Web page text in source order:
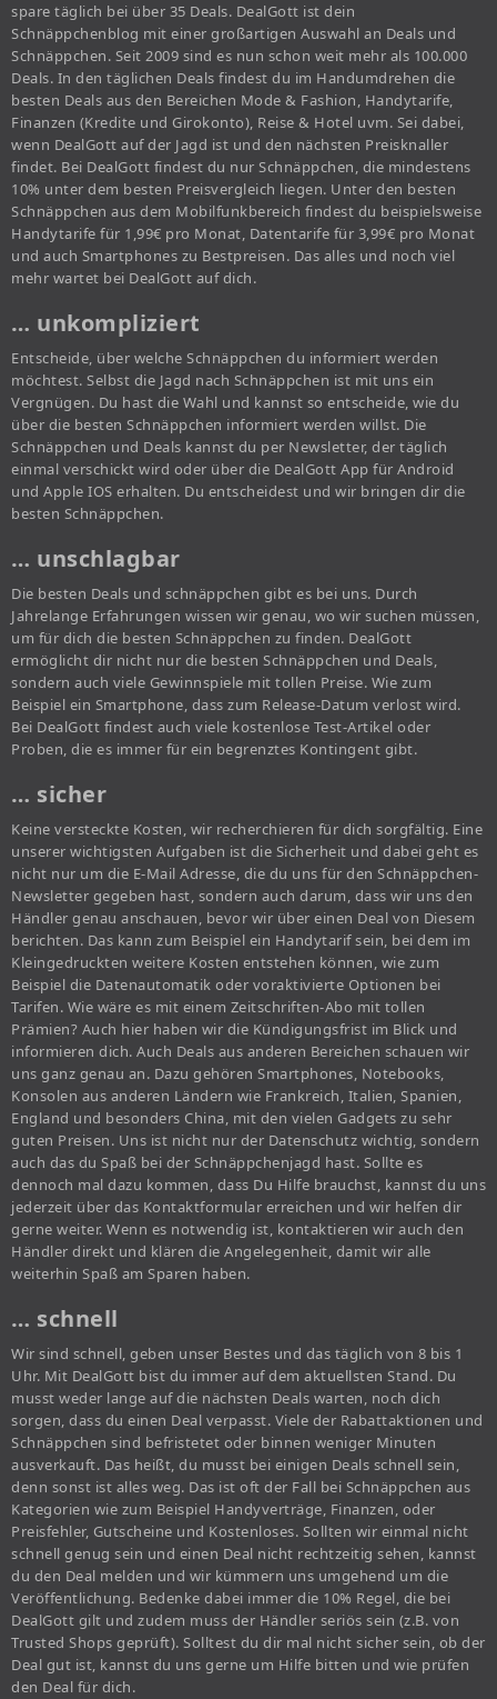
spare täglich bei über 35 Deals. DealGott ist dein
Schnäppchenblog mit einer großartigen Auswahl an Deals und
Schnäppchen. Seit 2009 sind es nun schon weit mehr als 100.000
Deals. In den täglichen Deals findest du im Handumdrehen die
besten Deals aus den Bereichen Mode & Fashion, Handytarife,
Finanzen (Kredite und Girokonto), Reise & Hotel uvm. Sei dabei,
wenn DealGott auf der Jagd ist und den nächsten Preisknaller
findet. Bei DealGott findest du nur Schnäppchen, die mindestens
10% unter dem besten Preisvergleich liegen. Unter den besten
Schnäppchen aus dem Mobilfunkbereich findest du beispielsweise
Handytarife für 1,99€ pro Monat, Datentarife für 3,99€ pro Monat
und auch Smartphones zu Bestpreisen. Das alles und noch viel
mehr wartet bei DealGott auf dich.
… unkompliziert
Entscheide, über welche Schnäppchen du informiert werden
möchtest. Selbst die Jagd nach Schnäppchen ist mit uns ein
Vergnügen. Du hast die Wahl und kannst so entscheide, wie du
über die besten Schnäppchen informiert werden willst. Die
Schnäppchen und Deals kannst du per Newsletter, der täglich
einmal verschickt wird oder über die DealGott App für Android
und Apple IOS erhalten. Du entscheidest und wir bringen dir die
besten Schnäppchen.
… unschlagbar
Die besten Deals und schnäppchen gibt es bei uns. Durch
Jahrelange Erfahrungen wissen wir genau, wo wir suchen müssen,
um für dich die besten Schnäppchen zu finden. DealGott
ermöglicht dir nicht nur die besten Schnäppchen und Deals,
sondern auch viele Gewinnspiele mit tollen Preise. Wie zum
Beispiel ein Smartphone, dass zum Release-Datum verlost wird.
Bei DealGott findest auch viele kostenlose Test-Artikel oder
Proben, die es immer für ein begrenztes Kontingent gibt.
… sicher
Keine versteckte Kosten, wir recherchieren für dich sorgfältig. Eine
unserer wichtigsten Aufgaben ist die Sicherheit und dabei geht es
nicht nur um die E-Mail Adresse, die du uns für den Schnäppchen-
Newsletter gegeben hast, sondern auch darum, dass wir uns den
Händler genau anschauen, bevor wir über einen Deal von Diesem
berichten. Das kann zum Beispiel ein Handytarif sein, bei dem im
Kleingedruckten weitere Kosten entstehen können, wie zum
Beispiel die Datenautomatik oder voraktivierte Optionen bei
Tarifen. Wie wäre es mit einem Zeitschriften-Abo mit tollen
Prämien? Auch hier haben wir die Kündigungsfrist im Blick und
informieren dich. Auch Deals aus anderen Bereichen schauen wir
uns ganz genau an. Dazu gehören Smartphones, Notebooks,
Konsolen aus anderen Ländern wie Frankreich, Italien, Spanien,
England und besonders China, mit den vielen Gadgets zu sehr
guten Preisen. Uns ist nicht nur der Datenschutz wichtig, sondern
auch das du Spaß bei der Schnäppchenjagd hast. Sollte es
dennoch mal dazu kommen, dass Du Hilfe brauchst, kannst du uns
jederzeit über das Kontaktformular erreichen und wir helfen dir
gerne weiter. Wenn es notwendig ist, kontaktieren wir auch den
Händler direkt und klären die Angelegenheit, damit wir alle
weiterhin Spaß am Sparen haben.
… schnell
Wir sind schnell, geben unser Bestes und das täglich von 8 bis 1
Uhr. Mit DealGott bist du immer auf dem aktuellsten Stand. Du
musst weder lange auf die nächsten Deals warten, noch dich
sorgen, dass du einen Deal verpasst. Viele der Rabattaktionen und
Schnäppchen sind befristetet oder binnen weniger Minuten
ausverkauft. Das heißt, du musst bei einigen Deals schnell sein,
denn sonst ist alles weg. Das ist oft der Fall bei Schnäppchen aus
Kategorien wie zum Beispiel Handyverträge, Finanzen, oder
Preisfehler, Gutscheine und Kostenloses. Sollten wir einmal nicht
schnell genug sein und einen Deal nicht rechtzeitig sehen, kannst
du den Deal melden und wir kümmern uns umgehend um die
Veröffentlichung. Bedenke dabei immer die 10% Regel, die bei
DealGott gilt und zudem muss der Händler seriös sein (z.B. von
Trusted Shops geprüft). Solltest du dir mal nicht sicher sein, ob der
Deal gut ist, kannst du uns gerne um Hilfe bitten und wie prüfen
den Deal für dich.